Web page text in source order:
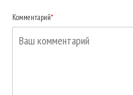
Комментарий*